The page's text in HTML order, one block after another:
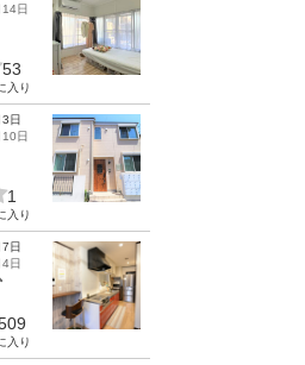
日
53
入り
日
日
1
入り
日
日
入り